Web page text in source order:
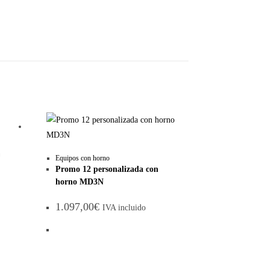
Equipos con horno
Promo 12 personalizada con
horno MD3N
1.097,00€ IVA incluido